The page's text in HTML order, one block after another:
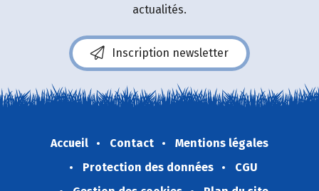
actualités.
Inscription newsletter
Accueil Contact
Mentions légales
Protection des données
CGU